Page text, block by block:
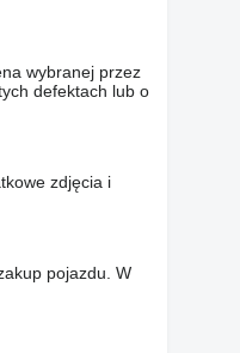
wybranej przez
defektach lub o
zdjęcia i
pojazdu. W